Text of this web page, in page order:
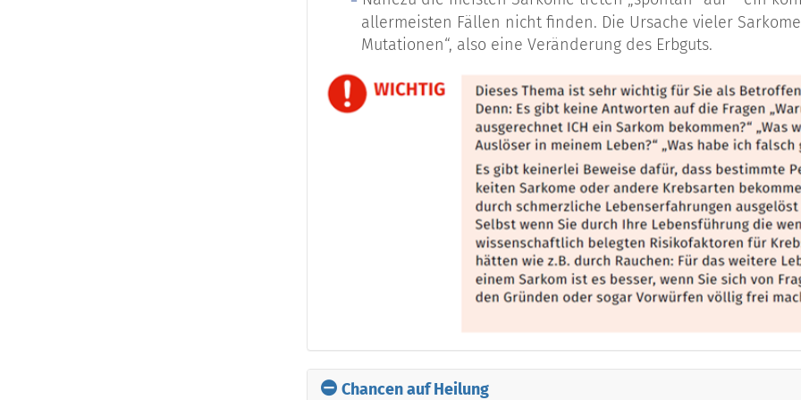
DFSP Dermatofibrosarcoma Protuberans
Tumore kann man nicht nur nach dem Gewebe, dem sie
dem Grad der Ähnlichkeit mit dem Herkunftsgewebe
des Ursprungsgewebes ähnlich, so spricht man von
entartet, dass ihre Herkunft und das Ursprungsgewebe nicht
sie als „dedifferenziert“ oder „undifferenziert“ bezeichnet. Der
der Größe, der Lage und dem Vorhandensein von
Behandlungsplanung von großer Bedeutung. Je differenzierter
allermeisten Fällen nicht finden. Die Ursache vieler
Mutationen“, also eine Veränderung des Erbguts.
Chancen auf Heilung